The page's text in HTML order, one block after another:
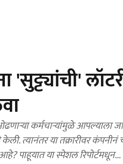
'सुट्ट्यांची'
कर्मचाऱ्यांमुळे आपल्याला
पाहूयात या स्पेशल रिपोर्टमधून...